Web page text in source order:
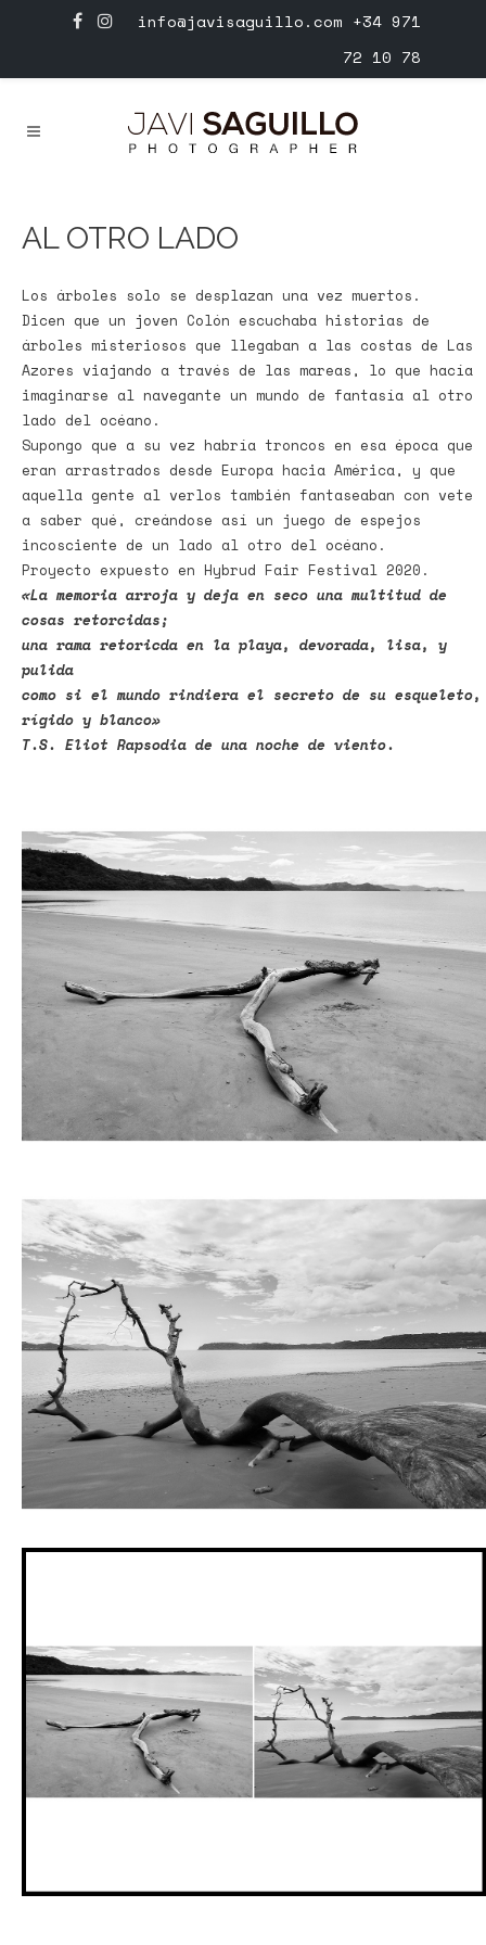
AL OTRO LADO
Los árboles solo se desplazan una vez muertos.
Dicen que un joven Colón escuchaba historias de
árboles misteriosos que llegaban a las costas de Las
Azores viajando a través de las mareas, lo que hacía
imaginarse al navegante un mundo de fantasía al otro
lado del océano.
Supongo que a su vez habría troncos en esa época que
eran arrastrados desde Europa hacia América, y que
aquella gente al verlos también fantaseaban con vete
a saber qué, creándose así un juego de espejos
incosciente de un lado al otro del océano.
Proyecto expuesto en Hybrud Fair Festival 2020.
«La memoria arroja y deja en secouna multitud de
cosas retorcidas;
una rama retoricda en la playa, devorada, lisa, y
pulida
como si el mundo rindiera el secreto de su esqueleto,
rígido y blanco»
T.S. Eliot Rapsodia de una noche de viento.
info@javisaguillo.com +34 971
72 10 78